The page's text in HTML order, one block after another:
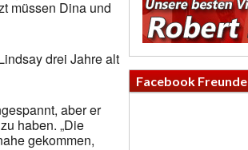
müssen Dina und
drei Jahre alt
aber er
haben. „Die
gekommen,
Facebook Freunde